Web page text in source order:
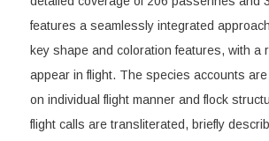
features a seamlessly integrated
key shape and coloration features, with
appear in flight. The species accounts
on individual flight manner and flock
flight calls are transliterated, briefly